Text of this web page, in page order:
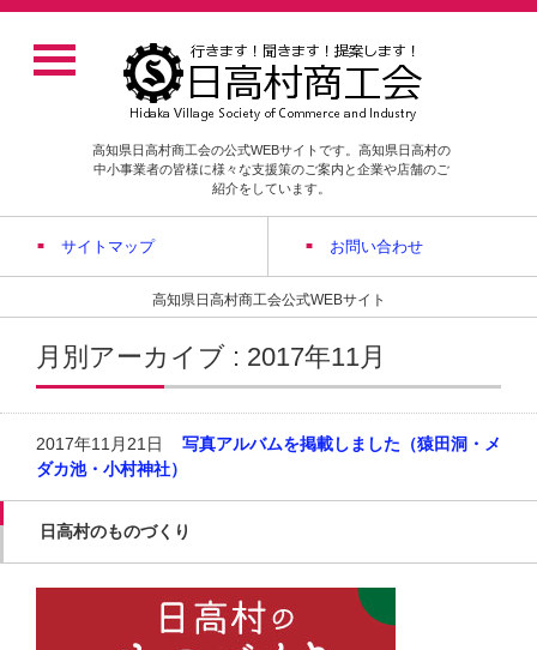
高知県日高村商工会の公式WEBサイトです。高知県日高村の
中小事業者の皆様に様々な支援策のご案内と企業や店舗のご
紹介をしています。
サイトマップ お問い合わせ
高知県日高村商工会公式WEBサイト
月別アーカイブ : 2017年11月
2017年11月21日 写真アルバムを掲載しました（猿田洞・メ
ダカ池・小村神社）
日高村のものづくり